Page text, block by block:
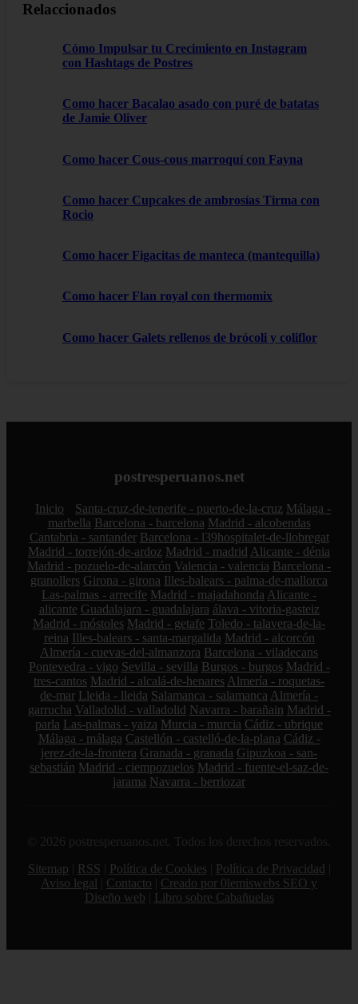
Relaccionados
Cómo Impulsar tu Crecimiento en Instagram
con Hashtags de Postres
Como hacer Bacalao asado con puré de batatas
de Jamie Oliver
Como hacer Cous-cous marroquí con Fayna
Como hacer Cupcakes de ambrosías Tirma con
Rocio
Como hacer Figacitas de manteca (mantequilla)
Como hacer Flan royal con thermomix
Como hacer Galets rellenos de brócoli y coliflor
postresperuanos.net
Inicio Santa-cruz-de-tenerife - puerto-de-la-cruz Málaga -
marbella Barcelona - barcelona Madrid - alcobendas
Cantabria - santander Barcelona - l39hospitalet-de-llobregat
Madrid - torrejón-de-ardoz Madrid - madrid Alicante - dénia
Madrid - pozuelo-de-alarcón Valencia - valencia Barcelona -
granollers Girona - girona Illes-balears - palma-de-mallorca
Las-palmas - arrecife Madrid - majadahonda Alicante -
alicante Guadalajara - guadalajara álava - vitoria-gasteiz
Madrid - móstoles Madrid - getafe Toledo - talavera-de-la-
reina Illes-balears - santa-margalida Madrid - alcorcón
Almería - cuevas-del-almanzora Barcelona - viladecans
Pontevedra - vigo Sevilla - sevilla Burgos - burgos Madrid -
tres-cantos Madrid - alcalá-de-henares Almería - roquetas-
de-mar Lleida - lleida Salamanca - salamanca Almería -
garrucha Valladolid - valladolid Navarra - barañain Madrid -
parla Las-palmas - yaiza Murcia - murcia Cádiz - ubrique
Málaga - málaga Castellón - castelló-de-la-plana Cádiz -
jerez-de-la-frontera Granada - granada Gipuzkoa - san-
sebastián Madrid - ciempozuelos Madrid - fuente-el-saz-de-
jarama Navarra - berriozar
© 2026 postresperuanos.net. Todos los derechos reservados.
Sitemap
RSS Política de Cookies Política de Privacidad
Aviso legal
Contacto
Creado por 0lemiswebs SEO y
Diseño web
Libro sobre Cabañuelas